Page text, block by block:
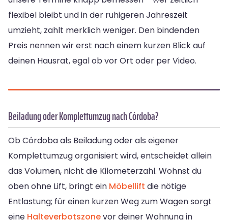
flexibel bleibt und in der ruhigeren Jahreszeit
umzieht, zahlt merklich weniger. Den bindenden
Preis nennen wir erst nach einem kurzen Blick auf
deinen Hausrat, egal ob vor Ort oder per Video.
Beiladung oder Komplettumzug nach Córdoba?
Ob Córdoba als Beiladung oder als eigener
Komplettumzug organisiert wird, entscheidet allein
das Volumen, nicht die Kilometerzahl. Wohnst du
oben ohne Lift, bringt ein Möbellift die nötige
Entlastung; für einen kurzen Weg zum Wagen sorgt
eine Halteverbotszonevor deiner Wohnung in